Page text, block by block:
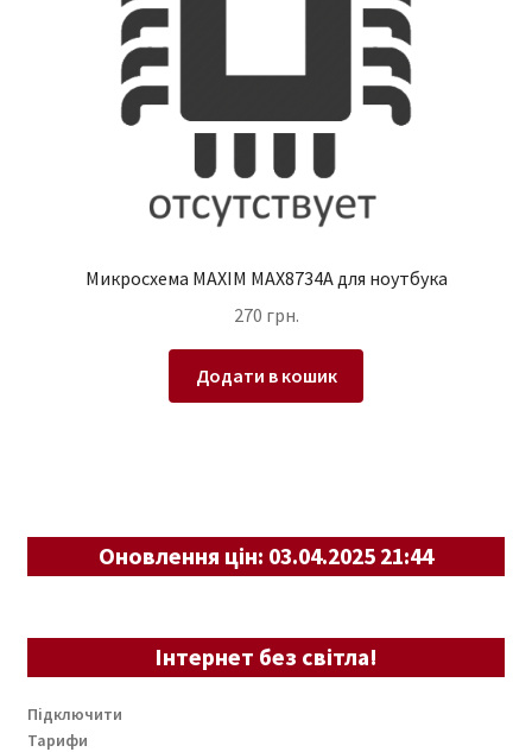
Микросхема MAXIM MAX8734A для ноутбука
270 грн.
Додати в кошик
Оновлення цін: 03.04.2025 21:44
Інтернет без світла!
Підключити
Тарифи